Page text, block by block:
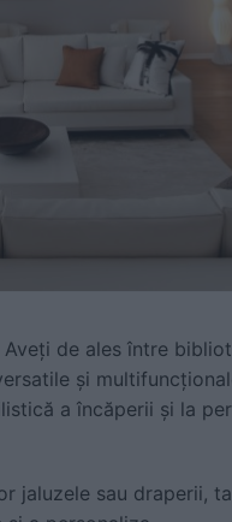
de ales între
și
a încăperii și la
jaluzele sau draperii,